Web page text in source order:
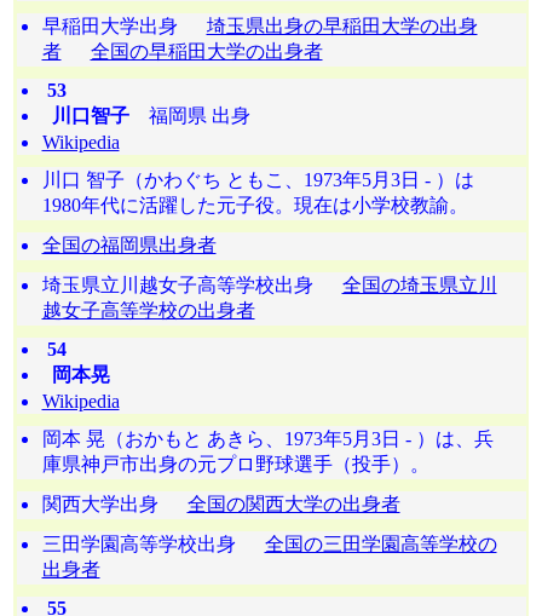
早稲田大学出身 埼玉県出身の早稲田大学の出身
者
全国の早稲田大学の出身者
53
川口智子福岡県 出身
Wikipedia
川口 智子（かわぐち ともこ、1973年5月3日 - ）は
1980年代に活躍した元子役。現在は小学校教諭。
全国の福岡県出身者
埼玉県立川越女子高等学校出身 全国の埼玉県立川
越女子高等学校の出身者
54
岡本晃
Wikipedia
岡本 晃（おかもと あきら、1973年5月3日 - ）は、兵
庫県神戸市出身の元プロ野球選手（投手）。
関西大学出身 全国の関西大学の出身者
三田学園高等学校出身 全国の三田学園高等学校の
出身者
55